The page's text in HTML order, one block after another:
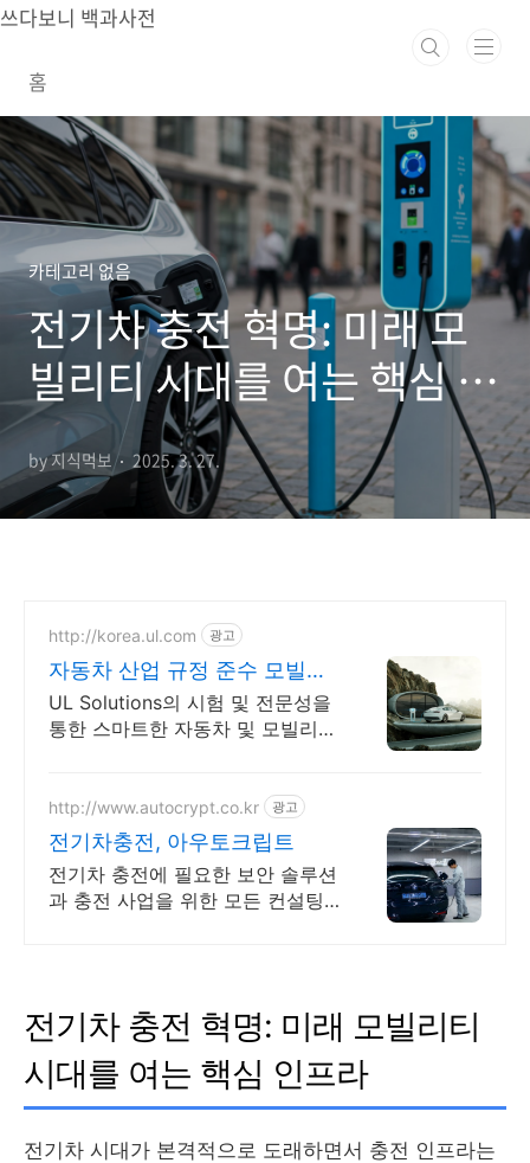
본문 바로가기
쓰다보니 백과사전
홈
카테고리 없음
전기차 충전 혁명: 미래 모
빌리티 시대를 여는 핵심 인
프라
by 지식먹보 2025. 3. 27.
http://korea.ul.com 광고
자동차 산업 규정 준수 모빌리
티 안전 강화
UL Solutions의 시험 및 전문성을
통한 스마트한 자동차 및 모빌리티
http://www.autocrypt.co.kr 광고
전기차충전, 아우토크립트
전기차 충전에 필요한 보안 솔루션
과 충전 사업을 위한 모든 컨설팅
전기차 충전 혁명: 미래 모빌리티
시대를 여는 핵심 인프라
전기차 시대가 본격적으로 도래하면서 충전 인프라는